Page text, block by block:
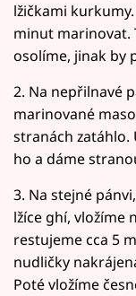
lžičkami
minut marinovat.
osolíme, jinak by
2. Na nepřilnavé
marinované
stranách zatáhlo.
ho a dáme
3. Na stejné
lžíce ghí, vložíme
restujeme cca 5
nudličky
Poté vložíme